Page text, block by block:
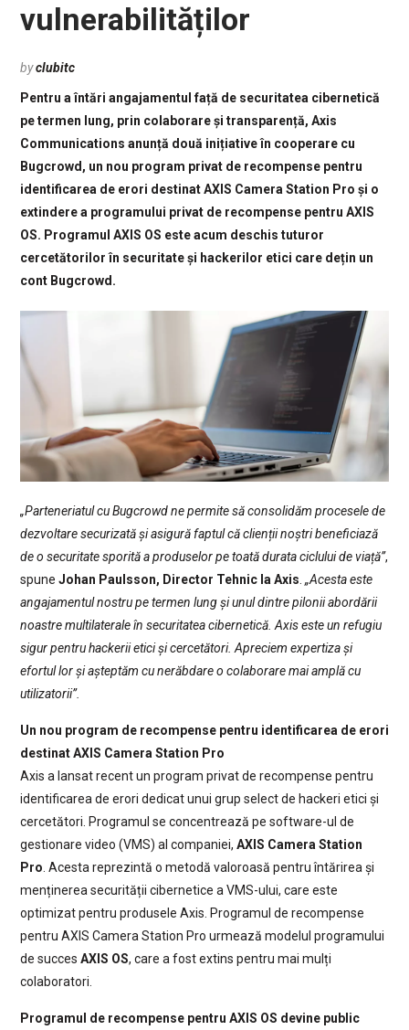
vulnerabilităților
byclubitc
Pentru a întări angajamentul față de securitatea cibernetică
pe termen lung, prin colaborare și transparență, Axis
Communications anunță două inițiative în cooperare cu
Bugcrowd, un nou program privat de recompense pentru
identificarea de erori destinat AXIS Camera Station Pro și o
extindere a programului privat de recompense pentru AXIS
OS. Programul AXIS OS este acum deschis tuturor
cercetătorilor în securitate și hackerilor etici care dețin un
cont Bugcrowd.
„Parteneriatul cu Bugcrowd ne permite să consolidăm procesele de
dezvoltare securizată și asigură faptul că clienții noștri beneficiază
de o securitate sporită a produselor pe toată durata ciclului de viață”,
spune Johan Paulsson, Director Tehnic la Axis „Acesta este
angajamentul nostru pe termen lung și unul dintre pilonii abordării
noastre multilaterale în securitatea cibernetică. Axis este un refugiu
sigur pentru hackerii etici și cercetători. Apreciem expertiza și
efortul lor și așteptăm cu nerăbdare o colaborare mai amplă cu
utilizatorii”.
Un nou program de recompense pentru identificarea de erori
destinat AXIS Camera Station Pro
Axis a lansat recent un program privat de recompense pentru
identificarea de erori dedicat unui grup select de hackeri etici și
cercetători. Programul se concentrează pe software-ul de
gestionare video (VMS) al companiei, AXIS Camera Station
Pro . Acesta reprezintă o metodă valoroasă pentru întărirea și
menținerea securității cibernetice a VMS-ului, care este
optimizat pentru produsele Axis. Programul de recompense
pentru AXIS Camera Station Pro urmează modelul programului
de succes AXIS OS, care a fost extins pentru mai mulți
colaboratori.
Programul de recompense pentru AXIS OS devine public